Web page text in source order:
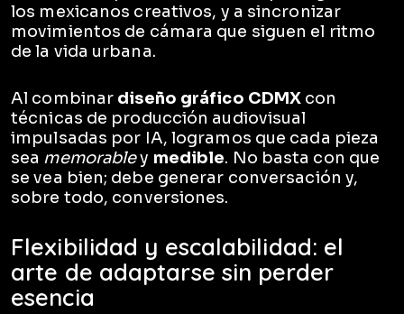
los mexicanos creativos, y a sincronizar
movimientos de cámara que siguen el ritmo
de la vida urbana.
Al combinar diseño gráfico CDMX con
técnicas de producción audiovisual
impulsadas por IA, logramos que cada pieza
sea memorabley medible. No basta con que
se vea bien; debe generar conversación y,
sobre todo, conversiones.
Flexibilidad y escalabilidad: el
arte de adaptarse sin perder
esencia